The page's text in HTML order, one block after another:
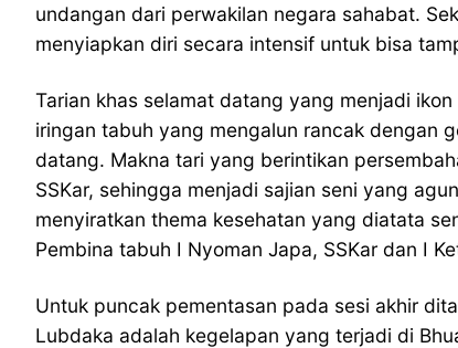
undangan dari perwakilan negara sahabat.
menyiapkan diri secara intensif untuk bisa
Tarian khas selamat datang yang menjadi
iringan tabuh yang mengalun rancak dengan
datang. Makna tari yang berintikan
SSKar, sehingga menjadi sajian seni yang
menyiratkan thema kesehatan yang diatata
Pembina tabuh I Nyoman Japa, SSKar dan I
Untuk puncak pementasan pada sesi akhir
Lubdaka adalah kegelapan yang terjadi di